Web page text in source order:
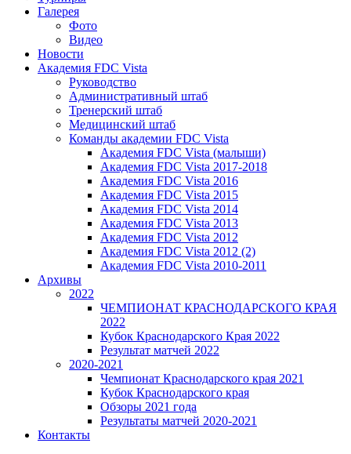
Галерея
Фото
Видео
Новости
Академия FDC Vista
Руководство
Административный штаб
Тренерский штаб
Медицинский штаб
Команды академии FDC Vista
Академия FDC Vista (малыши)
Академия FDC Vista 2017-2018
Академия FDC Vista 2016
Академия FDC Vista 2015
Академия FDC Vista 2014
Академия FDC Vista 2013
Академия FDC Vista 2012
Академия FDC Vista 2012 (2)
Академия FDC Vista 2010-2011
Архивы
2022
ЧЕМПИОНАТ КРАСНОДАРСКОГО КРАЯ
2022
Кубок Краснодарского Края 2022
Результат матчей 2022
2020-2021
Чемпионат Краснодарского края 2021
Кубок Краснодарского края
Обзоры 2021 года
Результаты матчей 2020-2021
Контакты